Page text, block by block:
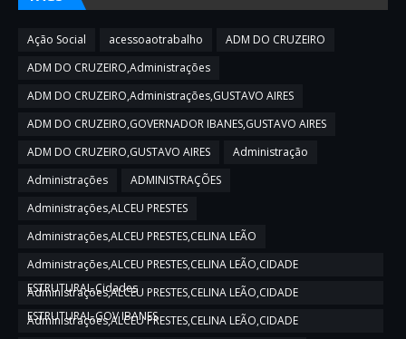
Ação Social acessoaotrabalho
ADM DO CRUZEIRO
ADM DO CRUZEIRO,Administrações
ADM DO CRUZEIRO,Administrações,GUSTAVO AIRES
ADM DO CRUZEIRO,GOVERNADOR IBANES,GUSTAVO AIRES
ADM DO CRUZEIRO,GUSTAVO AIRES
Administração
Administrações
ADMINISTRAÇÕES
Administrações,ALCEU PRESTES
Administrações,ALCEU PRESTES,CELINA LEÃO
Administrações,ALCEU PRESTES,CELINA LEÃO,CIDADE
ESTRUTURAL,Cidades
Administrações,ALCEU PRESTES,CELINA LEÃO,CIDADE
ESTRUTURAL,GOV IBANES
Administrações,ALCEU PRESTES,CELINA LEÃO,CIDADE